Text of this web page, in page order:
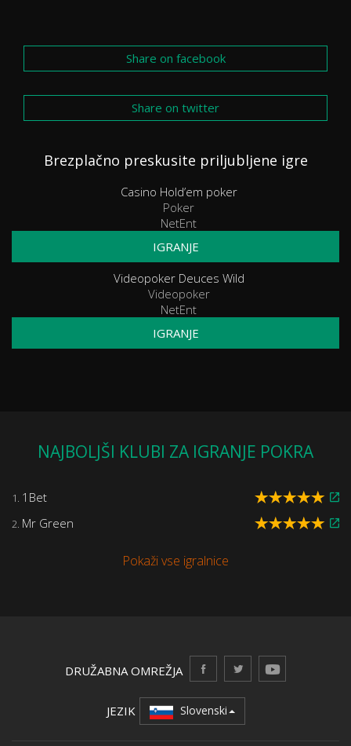
Share on facebook
Share on twitter
Brezplačno preskusite priljubljene igre
Casino Hold’em poker
Poker
NetEnt
IGRANJE
Videopoker Deuces Wild
Videopoker
NetEnt
IGRANJE
NAJBOLJŠI KLUBI ZA IGRANJE POKRA
1. 1Bet
2. Mr Green
Pokaži vse igralnice
DRUŽABNA OMREŽJA
JEZIK Slovenski